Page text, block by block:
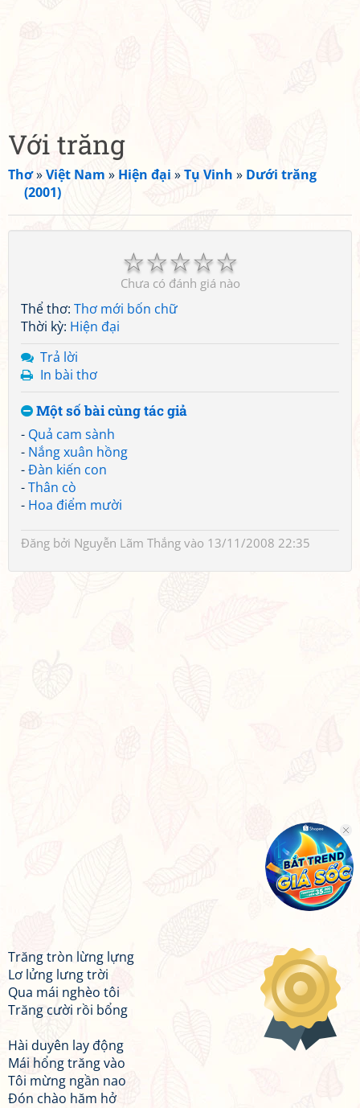
Với trăng
Thơ»Việt Nam » Hiện đại »Tụ Vinh » Dưới trăng
(2001)
☆
☆
☆
☆
☆
Chưa có đánh giá nào
Thể thơ: Thơ mới bốn chữ
Thời kỳ: Hiện đại
Trả lời
In bài thơ
Một số bài cùng tác giả
- Quả cam sành
- Nắng xuân hồng
-Đàn kiến con
-Thân cò
- Hoa điểm mười
Đăng bởi Nguyễn Lãm Thắng vào 13/11/2008 22:35
Trăng tròn lừng lựng
Lơ lửng lưng trời
Qua mái nghèo tôi
Trăng cười rồi bổng
Hài duyên lay động
Mái hổng trăng vào
Tôi mừng ngần nao
Đón chào hăm hở